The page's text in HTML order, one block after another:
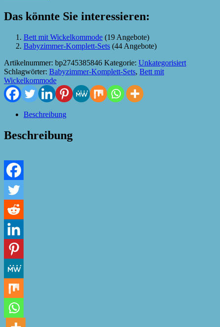
Das könnte Sie interessieren:
Bett mit Wickelkommode (19 Angebote)
Babyzimmer-Komplett-Sets (44 Angebote)
Artikelnummer: bp2745385846 Kategorie: Unkategorisiert
Schlagwörter: Babyzimmer-Komplett-Sets, Bett mit
Wickelkommode
Beschreibung
Beschreibung